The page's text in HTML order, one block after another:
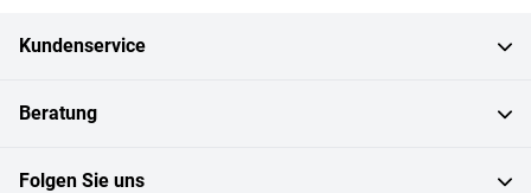
Kundenservice
Beratung
Folgen Sie uns